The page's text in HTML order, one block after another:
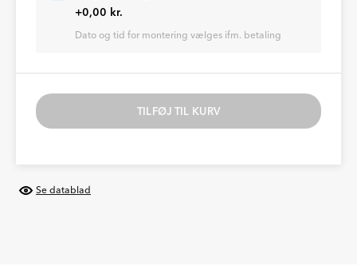
+0,00 kr.
Dato og tid for montering vælges ifm. betaling
TILFØJ TIL KURV
Se datablad